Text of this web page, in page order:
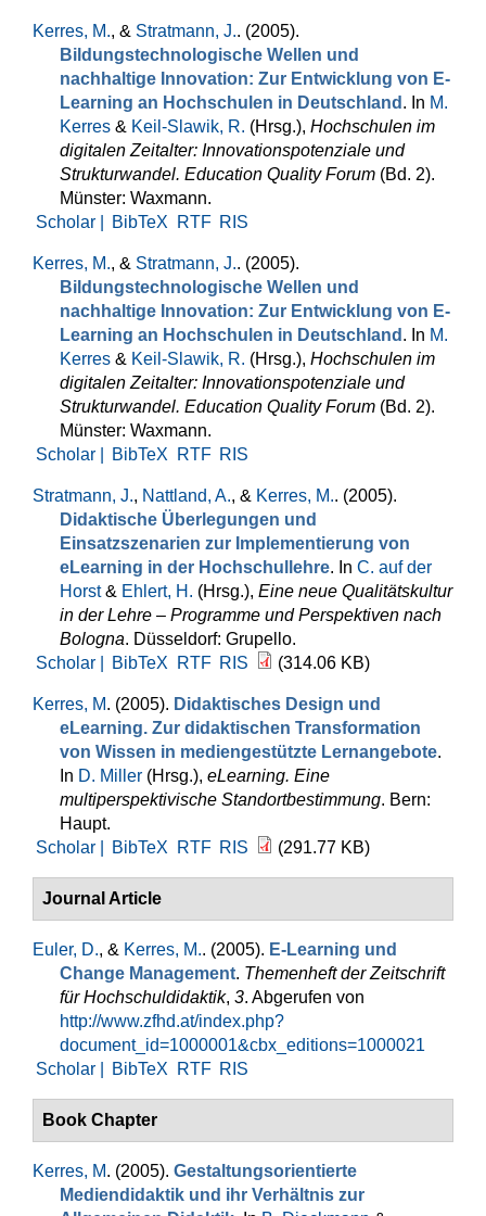
Kerres, M., & Stratmann, J.. (2005).
Bildungstechnologische Wellen und
nachhaltige Innovation: Zur Entwicklung von E-
Learning an Hochschulen in Deutschland . In M.
Kerres & Keil-Slawik, R. (Hrsg.), Hochschulen im
digitalen Zeitalter: Innovationspotenziale und
Strukturwandel. Education Quality Forum (Bd. 2).
Münster: Waxmann.
Scholar |
BibTeX RTF RIS
Kerres, M., & Stratmann, J.. (2005).
Bildungstechnologische Wellen und
nachhaltige Innovation: Zur Entwicklung von E-
Learning an Hochschulen in Deutschland . In M.
Kerres & Keil-Slawik, R. (Hrsg.), Hochschulen im
digitalen Zeitalter: Innovationspotenziale und
Strukturwandel. Education Quality Forum (Bd. 2).
Münster: Waxmann.
Scholar |
BibTeX RTF RIS
Stratmann, J., Nattland, A., & Kerres, M.. (2005).
Didaktische Überlegungen und
Einsatzszenarien zur Implementierung von
eLearning in der Hochschullehre. In C. auf der
Horst& Ehlert, H. (Hrsg.), Eine neue Qualitätskultur
in der Lehre – Programme und Perspektiven nach
Bologna. Düsseldorf: Grupello.
Scholar |
BibTeX RTF RIS (314.06 KB)
Kerres, M. (2005). Didaktisches Design und
eLearning. Zur didaktischen Transformation
von Wissen in mediengestützte Lernangebote.
In D. Miller (Hrsg.), eLearning. Eine
multiperspektivische Standortbestimmung. Bern:
Haupt.
Scholar |
BibTeX RTF RIS (291.77 KB)
Journal Article
Euler, D., & Kerres, M.. (2005). E-Learning und
Change Management. Themenheft der Zeitschrift
für Hochschuldidaktik, 3. Abgerufen von
http://www.zfhd.at/index.php?
document_id=1000001&cbx_editions=1000021
Scholar |
BibTeX RTF RIS
Book Chapter
Kerres, M. (2005). Gestaltungsorientierte
Mediendidaktik und ihr Verhältnis zur